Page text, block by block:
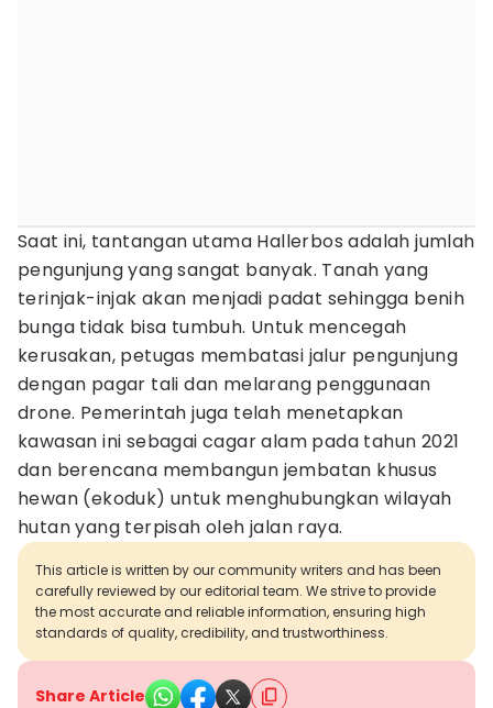
Saat ini, tantangan utama Hallerbos adalah jumlah
pengunjung yang sangat banyak. Tanah yang
terinjak-injak akan menjadi padat sehingga benih
bunga tidak bisa tumbuh. Untuk mencegah
kerusakan, petugas membatasi jalur pengunjung
dengan pagar tali dan melarang penggunaan
drone. Pemerintah juga telah menetapkan
kawasan ini sebagai cagar alam pada tahun 2021
dan berencana membangun jembatan khusus
hewan (ekoduk) untuk menghubungkan wilayah
hutan yang terpisah oleh jalan raya.
This article is written by our community writers and has been
carefully reviewed by our editorial team. We strive to provide
the most accurate and reliable information, ensuring high
standards of quality, credibility, and trustworthiness.
Share Article